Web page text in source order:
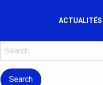
ACTUALITÉS
Search
for: